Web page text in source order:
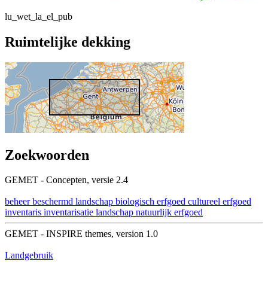
lu_wet_la_el_pub
Ruimtelijke dekking
Zoekwoorden
GEMET - Concepten, versie 2.4
beheer beschermd landschap biologisch erfgoed cultureel erfgoed
inventaris inventarisatie landschap natuurlijk erfgoed
GEMET - INSPIRE themes, version 1.0
Landgebruik